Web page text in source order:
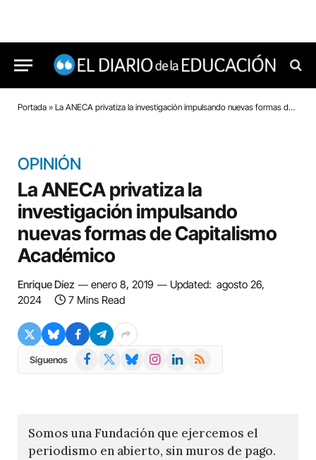
Portada » La ANECA privatiza la investigación impulsando nuevas formas de Capitalismo Académico
OPINIÓN
La ANECA privatiza la
investigación impulsando
nuevas formas de Capitalismo
Académico
Enrique Díez enero 8, 2019 Updated: agosto 26,
2024
7 Mins Read
Síguenos Facebook BlueskyInstagramLinkedIn
RSS
Somos una Fundación que ejercemos el
periodismo en abierto, sin muros de pago.